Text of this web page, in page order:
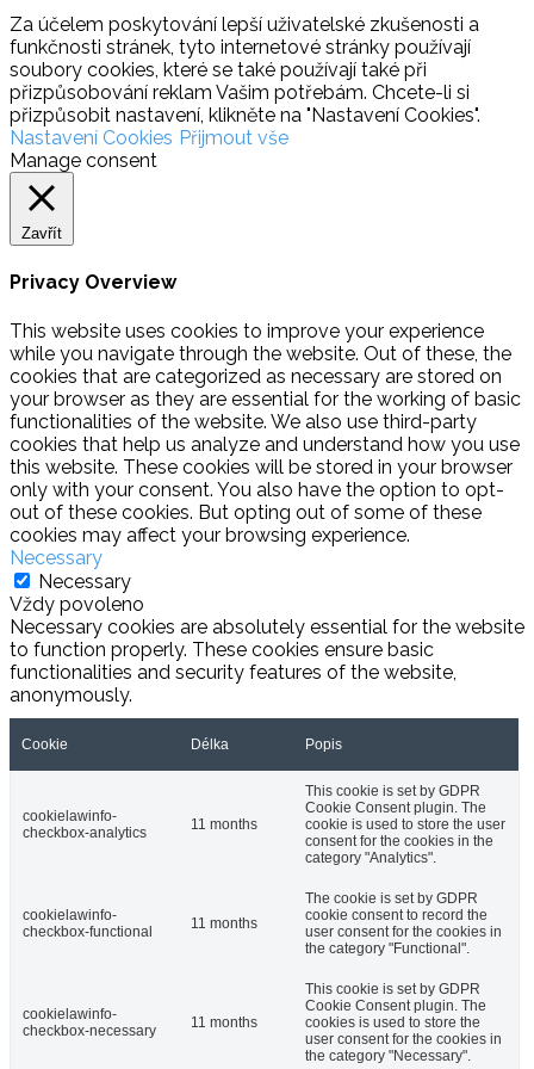
Za účelem poskytování lepší uživatelské zkušenosti a
funkčnosti stránek, tyto internetové stránky používají
soubory cookies, které se také používají také při
přizpůsobování reklam Vašim potřebám. Chcete-li si
přizpůsobit nastavení, klikněte na "Nastavení Cookies".
Nastavení Cookies Přijmout vše
Manage consent
Zavřít
Privacy Overview
This website uses cookies to improve your experience
while you navigate through the website. Out of these, the
cookies that are categorized as necessary are stored on
your browser as they are essential for the working of basic
functionalities of the website. We also use third-party
cookies that help us analyze and understand how you use
this website. These cookies will be stored in your browser
only with your consent. You also have the option to opt-
out of these cookies. But opting out of some of these
cookies may affect your browsing experience.
Necessary
Necessary
Vždy povoleno
Necessary cookies are absolutely essential for the website
to function properly. These cookies ensure basic
functionalities and security features of the website,
anonymously.
Cookie Délka Popis
cookielawinfo-
checkbox-analytics
11 months
This cookie is set by GDPR
Cookie Consent plugin. The
cookie is used to store the user
consent for the cookies in the
category "Analytics".
cookielawinfo-
checkbox-functional
11 months
The cookie is set by GDPR
cookie consent to record the
user consent for the cookies in
the category "Functional".
cookielawinfo-
checkbox-necessary
11 months
This cookie is set by GDPR
Cookie Consent plugin. The
cookies is used to store the
user consent for the cookies in
the category "Necessary".